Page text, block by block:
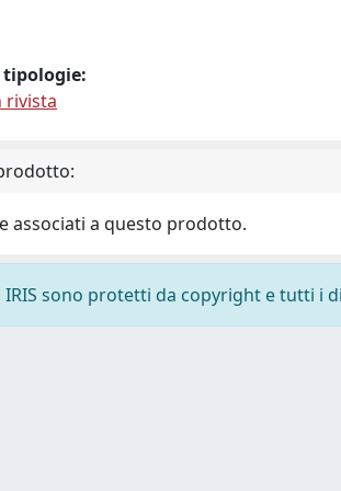
tipologie:
rivista
associati a questo prodotto.
sono protetti da copyright e tutti i